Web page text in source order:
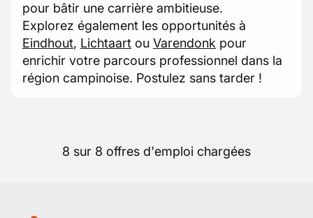
pour bâtir une carrière ambitieuse.
Explorez également les opportunités à
Eindhout, Lichtaart ou Varendonk pour
enrichir votre parcours professionnel dans la
région campinoise. Postulez sans tarder !
8 sur 8 offres d'emploi chargées